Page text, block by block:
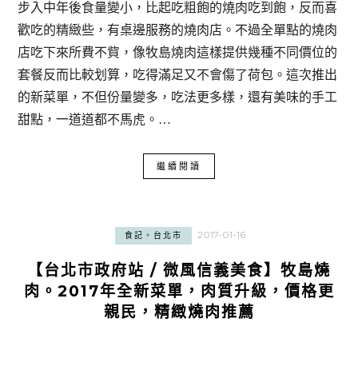
步入中年後食量變小，比起吃粗飽的燒肉吃到飽，反而喜
歡吃的精緻些，有桌邊服務的燒肉店。不過全單點的燒肉
店吃下來所費不貲，像牧島燒肉這樣提供幾種不同價位的
套餐反而比較划算，吃得滿足又不會傷了荷包。這次推出
的新菜單，不但份量變多，吃法更多樣，還有美味的手工
甜點，一道道都不馬虎。…
繼續閱讀
食記。台北市 2017-01-16
【台北市政府站 / 微風信義美食】牧島燒
肉。2017年全新菜單，肉質升級，價格更
親民，精緻燒肉推薦